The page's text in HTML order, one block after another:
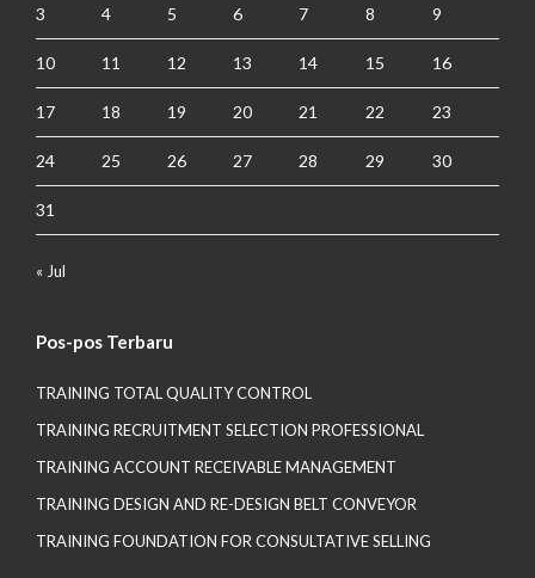
3 4 5 6 7 8 9
10 11 12 13 14 15 16
17 18 19 20 21 22 23
24 25 26 27 28 29 30
31
« Jul
Pos-pos Terbaru
TRAINING TOTAL QUALITY CONTROL
TRAINING RECRUITMENT SELECTION PROFESSIONAL
TRAINING ACCOUNT RECEIVABLE MANAGEMENT
TRAINING DESIGN AND RE-DESIGN BELT CONVEYOR
TRAINING FOUNDATION FOR CONSULTATIVE SELLING